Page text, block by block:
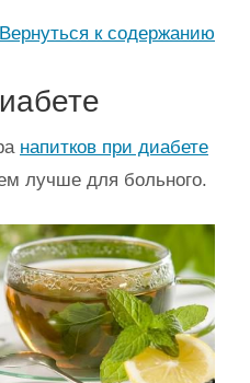
Вернуться к содержанию
напитков при диабете
лучше для больного.